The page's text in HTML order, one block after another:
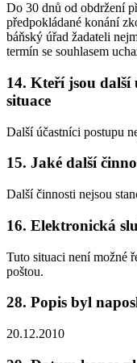
Do 30 dnů od obdržení
předpokládané konání
báňský úřad žadateli
termín se souhlasem
14. Kteří jsou další
situace
Další účastníci postupu
15. Jaké další
Další činnosti nejsou
16. Elektronická
Tuto situaci není možné
poštou.
28. Popis byl
20.12.2010